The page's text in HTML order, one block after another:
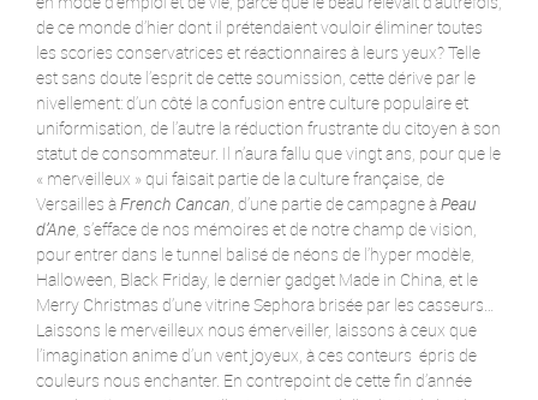
de ce monde d’hier dont il prétendaient vouloir éliminer toutes
les scories conservatrices et réactionnaires à leurs yeux? Telle
est sans doute l’esprit de cette soumission, cette dérive par le
nivellement: d’un côté la confusion entre culture populaire et
uniformisation, de l’autre la réduction frustrante du citoyen à son
statut de consommateur. Il n’aura fallu que vingt ans, pour que le
« merveilleux » qui faisait partie de la culture française, de
Versailles àFrench Cancan, d’une partie de campagne àPeau
d’Ane, s’efface de nos mémoires et de notre champ de vision,
pour entrer dans le tunnel balisé de néons de l’hyper modèle,
Halloween, Black Friday, le dernier gadget Made in China, et le
Merry Christmas d’une vitrine Sephora brisée par les casseurs…
Laissons le merveilleux nous émerveiller, laissons à ceux que
l’imagination anime d’un vent joyeux, à ces conteurs épris de
couleurs nous enchanter. En contrepoint de cette fin d’année